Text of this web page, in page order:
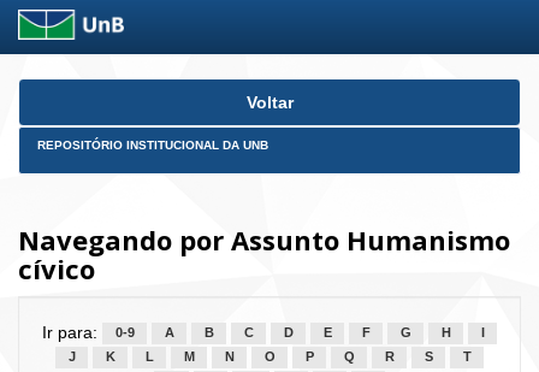
Skip
Voltar
REPOSITÓRIO INSTITUCIONAL DA UNB
Navegando por Assunto Humanismo
cívico
Ir para: 0-9 A B C D E F G H
J
K L M N O P Q R S
T